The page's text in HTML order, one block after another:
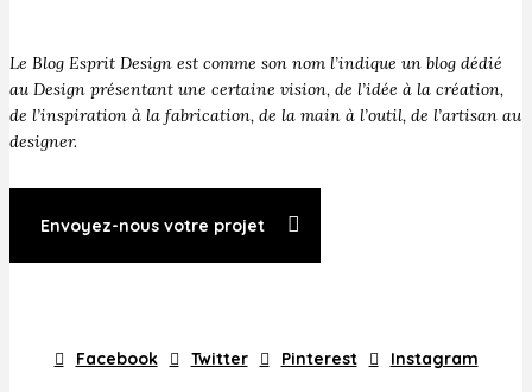
Le Blog Esprit Design est comme son nom l’indique un blog dédié
au Design présentant une certaine vision, de l’idée à la création,
de l’inspiration à la fabrication, de la main à l’outil, de l’artisan au
designer.
Envoyez-nous votre projet
Facebook Twitter Pinterest Instagram